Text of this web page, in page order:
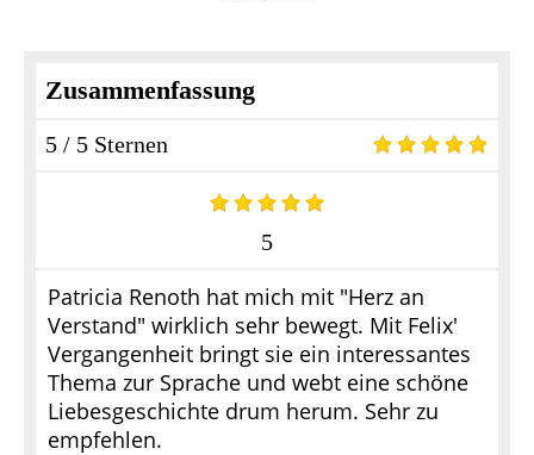
Zusammenfassung
5 / 5 Sternen
5
Patricia Renoth hat mich mit "Herz an
Verstand" wirklich sehr bewegt. Mit Felix'
Vergangenheit bringt sie ein interessantes
Thema zur Sprache und webt eine schöne
Liebesgeschichte drum herum. Sehr zu
empfehlen.